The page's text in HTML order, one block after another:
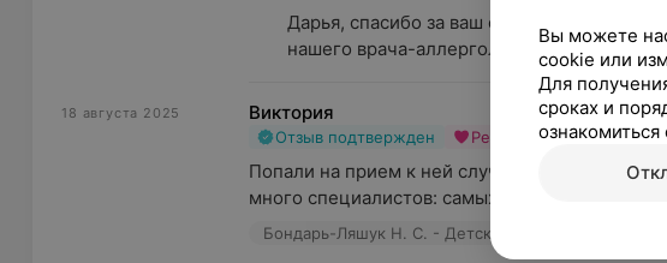
Дарья, спасибо за ваш отзыв и за высокую
нашего врача-аллерголога Наталии
18 августа 2025 Виктория
Отзыв подтвержден Рекомендую
Попали на прием к ней случайно. До этого
много специалистов: самых лучших, хорошо
Бондарь-Ляшук Н. С. - Детский аллерголог •
Вы можете
cookie или
Для
сроках и